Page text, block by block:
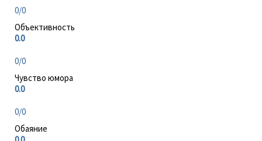
0/0
Объективность
0.0
0/0
Чувство юмора
0.0
0/0
Обаяние